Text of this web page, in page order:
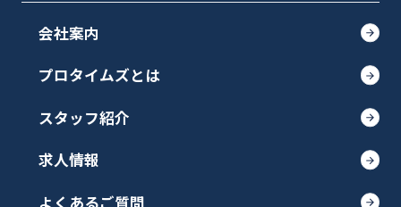
会社案内
プロタイムズとは
スタッフ紹介
求人情報
よくあるご質問